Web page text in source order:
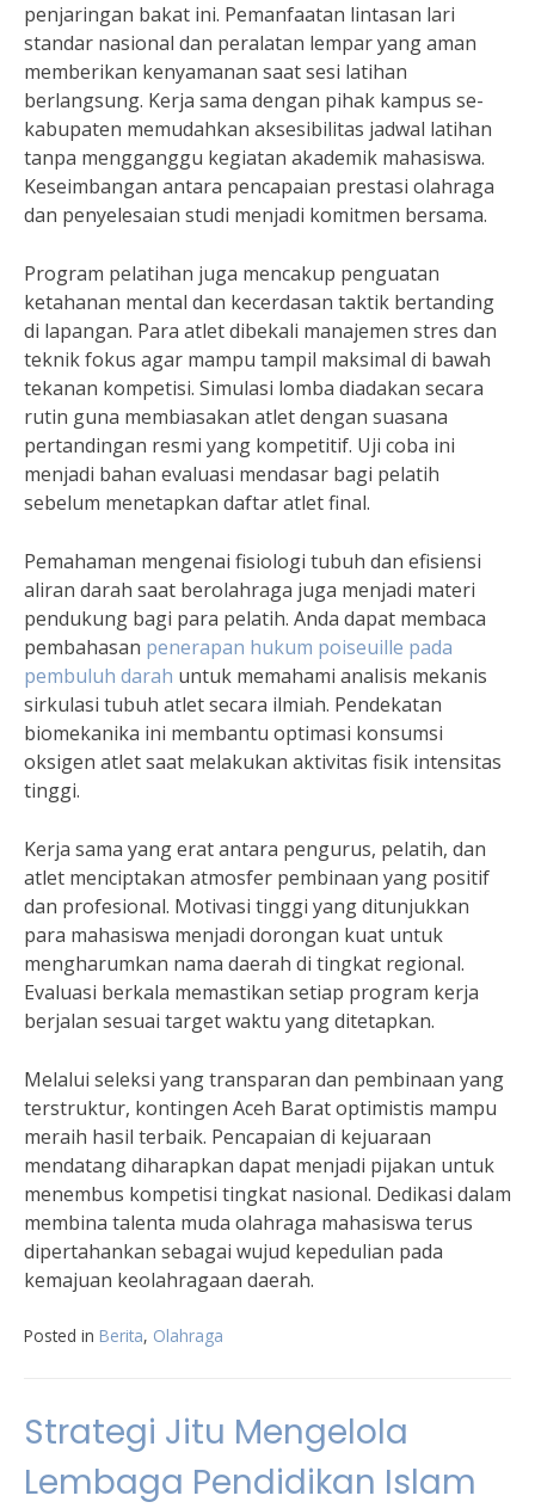
penjaringan bakat ini. Pemanfaatan lintasan lari
standar nasional dan peralatan lempar yang aman
memberikan kenyamanan saat sesi latihan
berlangsung. Kerja sama dengan pihak kampus se-
kabupaten memudahkan aksesibilitas jadwal latihan
tanpa mengganggu kegiatan akademik mahasiswa.
Keseimbangan antara pencapaian prestasi olahraga
dan penyelesaian studi menjadi komitmen bersama.
Program pelatihan juga mencakup penguatan
ketahanan mental dan kecerdasan taktik bertanding
di lapangan. Para atlet dibekali manajemen stres dan
teknik fokus agar mampu tampil maksimal di bawah
tekanan kompetisi. Simulasi lomba diadakan secara
rutin guna membiasakan atlet dengan suasana
pertandingan resmi yang kompetitif. Uji coba ini
menjadi bahan evaluasi mendasar bagi pelatih
sebelum menetapkan daftar atlet final.
Pemahaman mengenai fisiologi tubuh dan efisiensi
aliran darah saat berolahraga juga menjadi materi
pendukung bagi para pelatih. Anda dapat membaca
pembahasan penerapan hukum poiseuille pada
pembuluh darah untuk memahami analisis mekanis
sirkulasi tubuh atlet secara ilmiah. Pendekatan
biomekanika ini membantu optimasi konsumsi
oksigen atlet saat melakukan aktivitas fisik intensitas
tinggi.
Kerja sama yang erat antara pengurus, pelatih, dan
atlet menciptakan atmosfer pembinaan yang positif
dan profesional. Motivasi tinggi yang ditunjukkan
para mahasiswa menjadi dorongan kuat untuk
mengharumkan nama daerah di tingkat regional.
Evaluasi berkala memastikan setiap program kerja
berjalan sesuai target waktu yang ditetapkan.
Melalui seleksi yang transparan dan pembinaan yang
terstruktur, kontingen Aceh Barat optimistis mampu
meraih hasil terbaik. Pencapaian di kejuaraan
mendatang diharapkan dapat menjadi pijakan untuk
menembus kompetisi tingkat nasional. Dedikasi dalam
membina talenta muda olahraga mahasiswa terus
dipertahankan sebagai wujud kepedulian pada
kemajuan keolahragaan daerah.
Posted in Berita, Olahraga
Strategi Jitu Mengelola
Lembaga Pendidikan Islam